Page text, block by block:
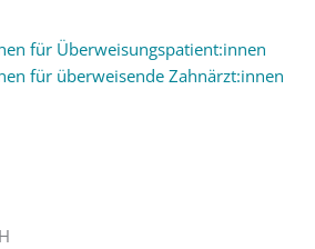
für Überweisungspatient:innen
für überweisende Zahnärzt:innen